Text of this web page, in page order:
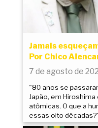
Jamais
Por Chico
7 de agosto de
"80 anos se
Japão, em
atômicas. O que a
essas oito